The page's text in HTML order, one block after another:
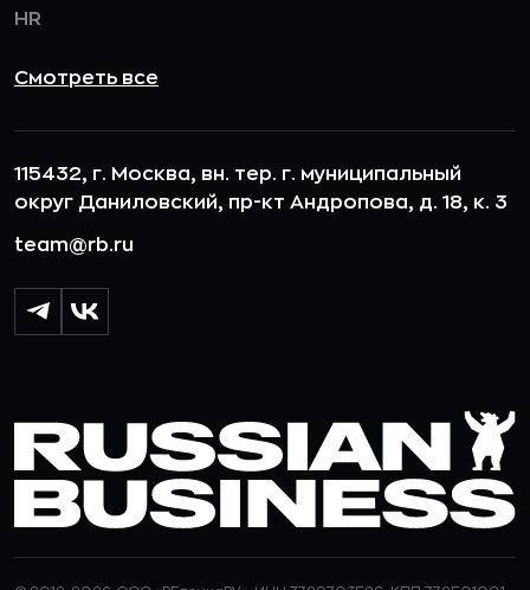
HR
Смотреть все
115432, г. Москва, вн. тер. г. муниципальный
округ Даниловский, пр-кт Андропова, д. 18, к. 3
team@rb.ru